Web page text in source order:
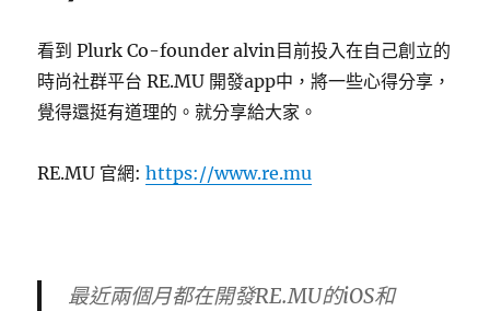
看到 Plurk Co-founder alvin目前投入在自己創立的
時尚社群平台 RE.MU 開發app中，將一些心得分享，
覺得還挺有道理的。就分享給大家。
RE.MU 官網:https://www.re.mu
最近兩個月都在開發RE.MU的iOS和